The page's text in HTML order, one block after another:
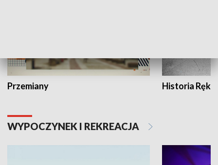
Przemiany Historia Ręką
WYPOCZYNEK I REKREACJA